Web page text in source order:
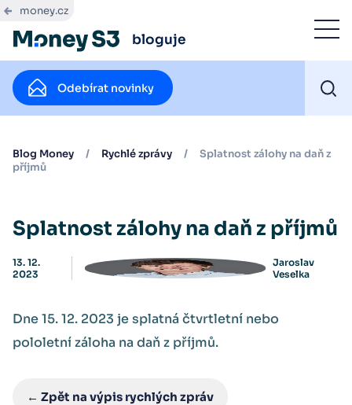
money.cz
bloguje
Odebírat novinky
Blog Money / Rychlé zprávy /
Splatnost zálohy na daň z
příjmů
Splatnost zálohy na daň z příjmů
13. 12.
2023
Jaroslav
Veselka
Dne 15. 12. 2023 je splatná čtvrtletní nebo
pololetní záloha na daň z příjmů.
← Zpět na výpis rychlých zpráv